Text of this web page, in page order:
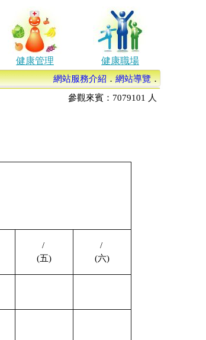
健康管理
健康職場
網站服務介紹．網站導覽．
參觀來賓： 7079101 人
/.
(五)
/.
(六)